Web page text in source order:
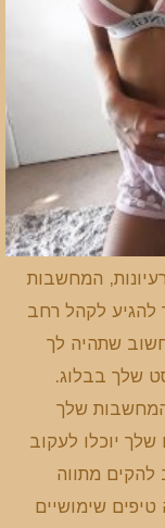
המחשבות
להגיע לקהל רחב
שתהיה לך
שלך בבלוג.
המחשבות שלך
יוכלו לעקוב
להקים מתווה
טיפים שימושיים